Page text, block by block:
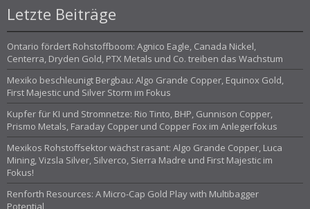
Letzte Beiträge
Ontario fördert Rohstoffboom: Agnico Eagle, Canada Nickel,
Centerra, Dryden Gold, PTX Metals und Co. treiben das Wachstum
Mexiko beschleunigt Bergbau: Algo Grande Copper, Equinox Gold,
First Majestic und Silver Storm im Fokus
Kupfer für KI und Stromnetze: Rio Tinto, BHP, Gunnison Copper,
Prismo Metals, Faraday Copper und Copper Fox im Anlegerfokus
Mexikos Rohstoffsektor wächst rasant: Algo Grande Copper, Luca
Mining, Vizsla Silver, Silverco, Sierra Madre und First Majestic im
Fokus!
Renforth Resources: A Micro-Cap Gold Play with Multibagger
Potential